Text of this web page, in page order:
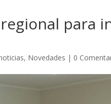
para
, Novedades | 0